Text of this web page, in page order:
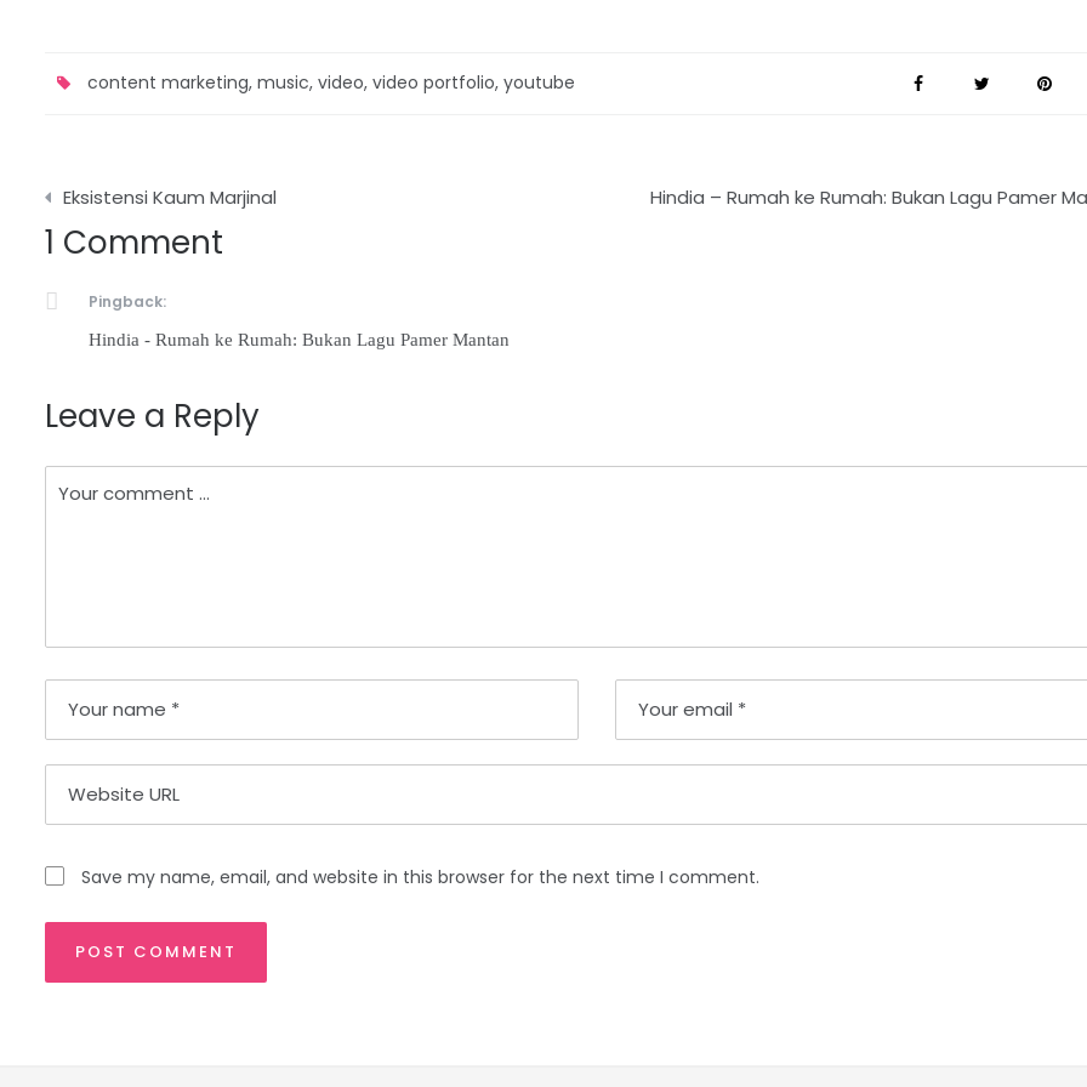
content marketing, music, video, video portfolio, youtube
Post
navigation
Eksistensi Kaum Marjinal Hindia – Rumah ke Rumah: Bukan Lagu Pamer
1 Comment
Pingback:
Hindia - Rumah ke Rumah: Bukan Lagu Pamer Mantan
Leave a Reply
Save my name, email, and website in this browser for the next time I comment.